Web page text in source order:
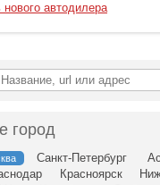
нового автодилера
город
Санкт-Петербург
Красноярск